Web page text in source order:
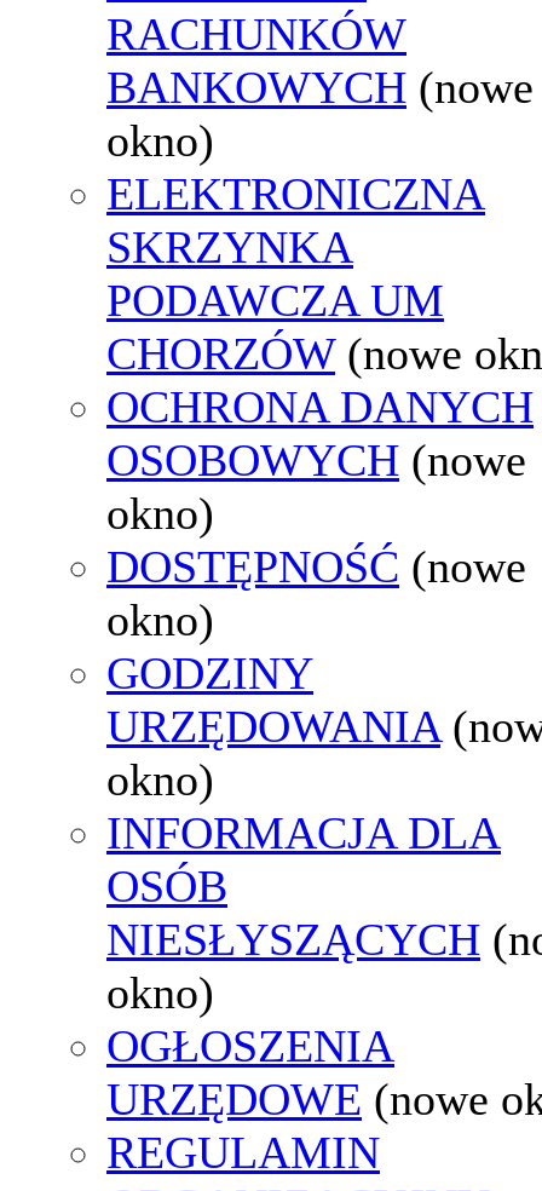
RACHUNKÓW
BANKOWYCH (nowe
okno)
ELEKTRONICZNA
SKRZYNKA
PODAWCZA UM
CHORZÓW (nowe
OCHRONA DANYCH
OSOBOWYCH (nowe
okno)
DOSTĘPNOŚĆ (nowe
okno)
GODZINY
URZĘDOWANIA
okno)
INFORMACJA DLA
OSÓB
NIESŁYSZĄCYCH
okno)
OGŁOSZENIA
URZĘDOWE (nowe
REGULAMIN